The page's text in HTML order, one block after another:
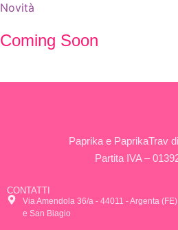
Novità
Coming Soon
Paprika e PaprikaTrav
Partita IVA –
CONTATTI
Via Amendola 36/a - 44011 - Argenta
e San Biagio